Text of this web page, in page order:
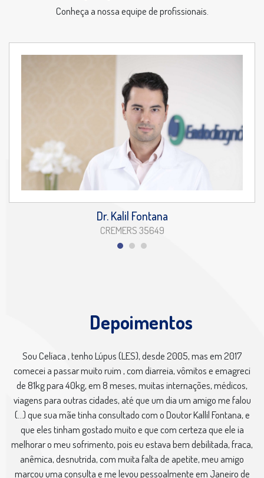
Conheça a nossa equipe de profissionais.
Dr. Kalil Fontana
CREMERS 35649
Depoimentos
Sou Celíaca , tenho Lúpus (LES), desde 2005, mas em 2017
comecei a passar muito ruim , com diarreia, vômitos e emagreci
de 81kg para 40kg, em 8 meses, muitas internações, médicos,
viagens para outras cidades, até que um dia um amigo me falou
(...) que sua mãe tinha consultado com o Doutor Kallil Fontana, e
que eles tinham gostado muito e que com certeza que ele ia
melhorar o meu sofrimento, pois eu estava bem debilitada, fraca,
anêmica, desnutrida, com muita falta de apetite, meu amigo
marcou uma consulta e me levou pessoalmente em Janeiro de